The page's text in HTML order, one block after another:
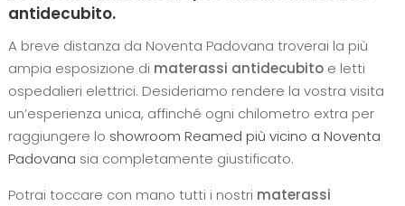
antidecubito.
A breve distanza da Noventa Padovana troverai la più
ampia esposizione di materassi antidecubitoe letti
ospedalieri elettrici. Desideriamo rendere la vostra visita
un’esperienza unica, affinché ogni chilometro extra per
raggiungere lo showroom Reamed più vicino a Noventa
Padovana sia completamente giustificato.
Potrai toccare con mano tutti i nostri materassi